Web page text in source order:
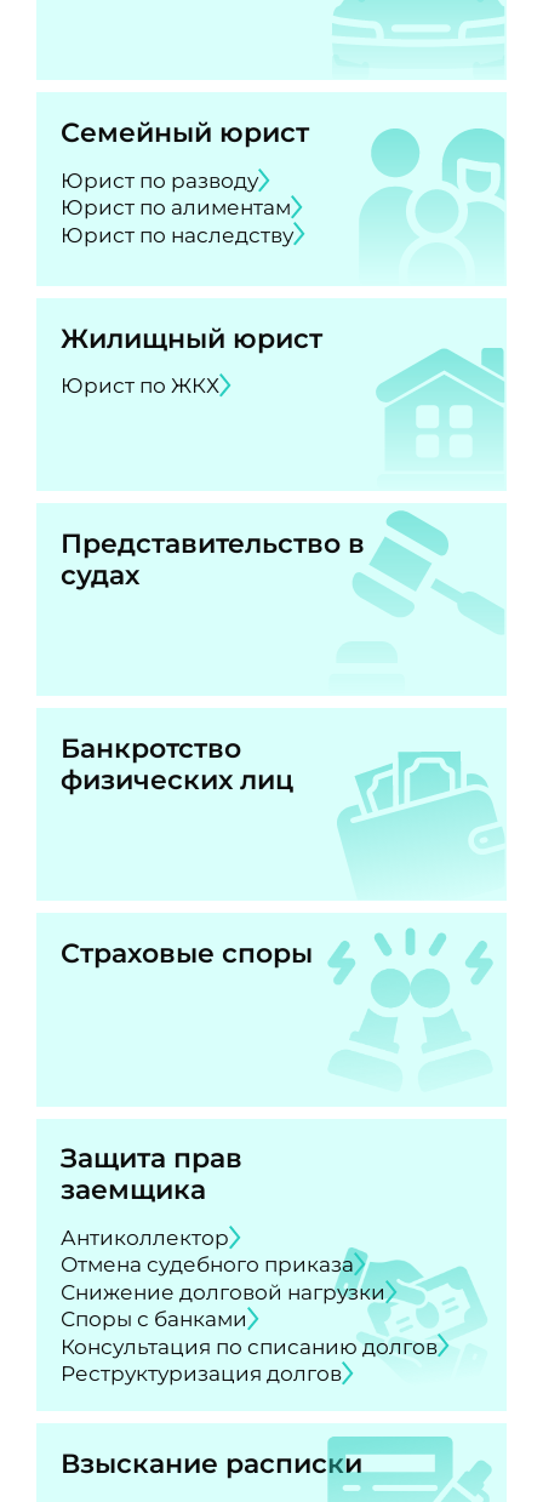
Семейный юрист
Юрист по разводу
Юрист по алиментам
Юрист по наследству
Жилищный юрист
Юрист по ЖКХ
Представительство в
судах
Банкротство
физических лиц
Страховые споры
Защита прав
заемщика
Антиколлектор
Отмена судебного приказа
Снижение долговой нагрузки
Споры с банками
Консультация по списанию долгов
Реструктуризация долгов
Взыскание расписки